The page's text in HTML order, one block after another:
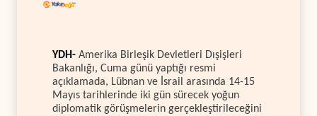
YDH- Amerika Birleşik Devletleri Dışişleri
Bakanlığı, Cuma günü yaptığı resmi
açıklamada, Lübnan ve İsrail arasında 14-15
Mayıs tarihlerinde iki gün sürecek yoğun
diplomatik görüşmelerin gerçekleştirileceğini